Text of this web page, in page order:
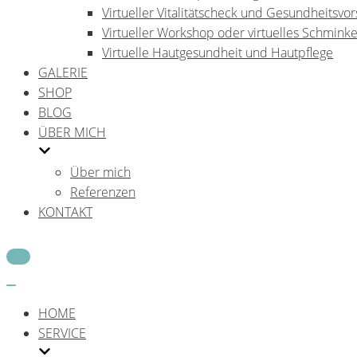
Virtueller Vitalitätscheck und
Virtueller Workshop oder virtuelles
Virtuelle Hautgesundheit und Hautpflege
GALERIE
SHOP
BLOG
ÜBER MICH
Über mich
Referenzen
KONTAKT
Navigations-
HOME
SERVICE